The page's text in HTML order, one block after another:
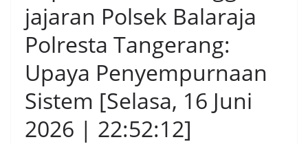
jajaran Polsek Balaraja
Polresta Tangerang:
Upaya Penyempurnaan
Sistem [Selasa, 16 Juni
2026 | 22:52:12]